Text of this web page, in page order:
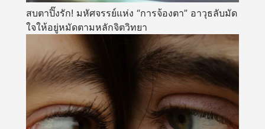
สบตาปิ๊งรัก! มหัศจรรย์แห่ง “การจ้องตา” อาวุธลับมัด
ใจให้อยู่หมัดตามหลักจิตวิทยา